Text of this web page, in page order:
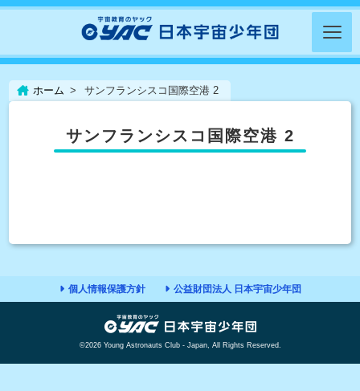
ホーム サンフランシスコ国際空港 2
サンフランシスコ国際空港 2
個人情報保護方針 公益財団法人 日本宇宙少年団
©2026 Young Astronauts Club - Japan, All Rights Reserved.